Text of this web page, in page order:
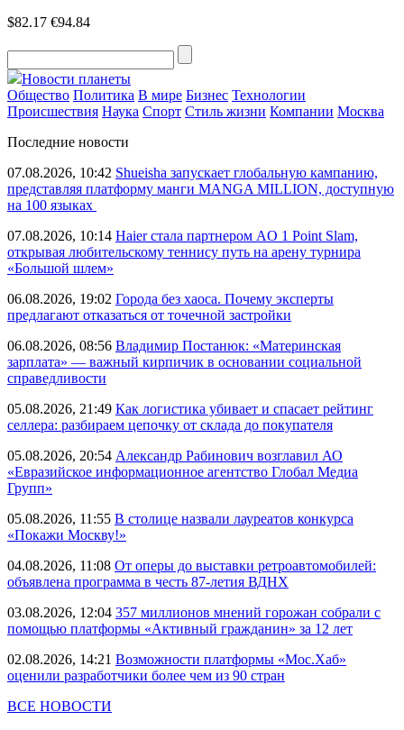
$82.17 €94.84
Новости планеты
Общество Политика В мире Бизнес Технологии
Происшествия Наука Спорт Стиль жизни Компании Москва
Последние новости
07.08.2026, 10:42 Shueisha запускает глобальную кампанию,
представляя платформу манги MANGA MILLION, доступную
на 100 языках
07.08.2026, 10:14 Haier стала партнером AO 1 Point Slam,
открывая любительскому теннису путь на арену турнира
«Большой шлем»
06.08.2026, 19:02 Города без хаоса. Почему эксперты
предлагают отказаться от точечной застройки
06.08.2026, 08:56 Владимир Постанюк: «Материнская
зарплата» — важный кирпичик в основании социальной
справедливости
05.08.2026, 21:49 Как логистика убивает и спасает рейтинг
селлера: разбираем цепочку от склада до покупателя
05.08.2026, 20:54 Александр Рабинович возглавил АО
«Евразийское информационное агентство Глобал Медиа
Групп»
05.08.2026, 11:55 В столице назвали лауреатов конкурса
«Покажи Москву!»
04.08.2026, 11:08 От оперы до выставки ретроавтомобилей:
объявлена программа в честь 87-летия ВДНХ
03.08.2026, 12:04 357 миллионов мнений горожан собрали с
помощью платформы «Активный гражданин» за 12 лет
02.08.2026, 14:21 Возможности платформы «Мос.Хаб»
оценили разработчики более чем из 90 стран
ВСЕ НОВОСТИ